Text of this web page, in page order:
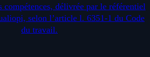
compétences, délivrée par le référentiel
selon l’article l. 6351-1 du Code
du travail.